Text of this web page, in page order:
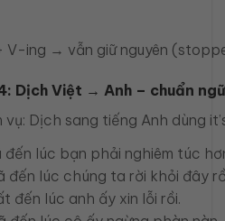
V-ing → vẫn giữ nguyên
Dịch Việt → Anh – chuẩn
vụ: Dịch sang tiếng Anh dùng
đến lúc bạn phải nghiêm túc
đến lúc chúng ta rời khỏi đây
đến lúc anh ấy xin lỗi rồi.